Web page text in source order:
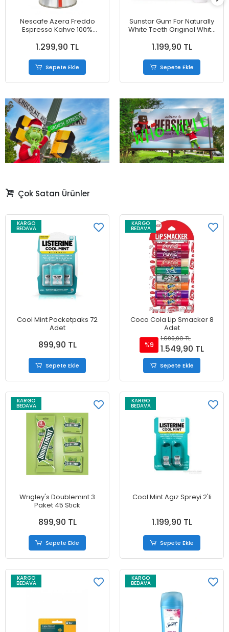
Nescafe Azera Freddo
Espresso Kahve 100%
1.299,90 TL
Sepete Ekle
Sunstar Gum For Naturally
Whıte Teeth Orıgınal Whıte
ml
1.199,90 TL
Sepete Ekle
Çok Satan Ürünler
KARGO
BEDAVA
Cool Mint Pocketpaks 72
Adet
899,90 TL
Sepete Ekle
KARGO
BEDAVA
Coca Cola Lip Smacker 8
Adet
%9
1.699,90 TL
1.549,90 TL
Sepete Ekle
KARGO
BEDAVA
Wrıgley's Doublemınt 3
Paket 45 Stıck
899,90 TL
Sepete Ekle
KARGO
BEDAVA
Cool Mint Agız Spreyi 2'li
1.199,90 TL
Sepete Ekle
KARGO
BEDAVA
KARGO
BEDAVA